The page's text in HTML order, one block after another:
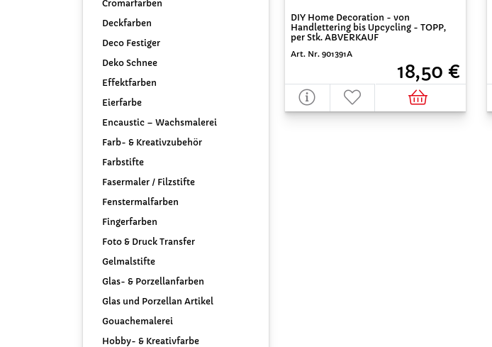
Cromarfarben
Deckfarben
Deco Festiger
Deko Schnee
Effektfarben
Eierfarbe
Encaustic – Wachsmalerei
Farb- & Kreativzubehör
Farbstifte
Fasermaler / Filzstifte
Fenstermalfarben
Fingerfarben
Foto & Druck Transfer
Gelmalstifte
Glas- & Porzellanfarben
Glas und Porzellan Artikel
Gouachemalerei
Hobby- & Kreativfarbe
DIY Home Decoration - von
Handlettering bis Upcycling - TOPP,
per Stk. ABVERKAUF
Art. Nr. 901391A
18,50 €